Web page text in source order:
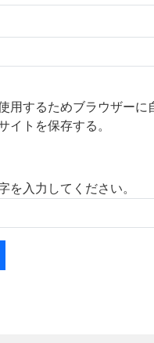
用するためブラウザーに
イトを保存する。
を入力してください。